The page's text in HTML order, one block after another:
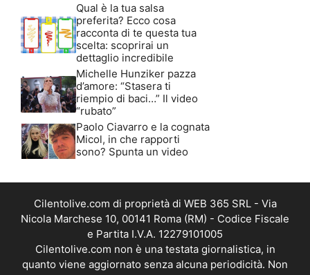
Qual è la tua salsa
preferita? Ecco cosa
racconta di te questa tua
scelta: scoprirai un
dettaglio incredibile
Michelle Hunziker pazza
d’amore: “Stasera ti
riempio di baci…” Il video
“rubato”
Paolo Ciavarro e la cognata
Micol, in che rapporti
sono? Spunta un video
Cilentolive.com di proprietà di WEB 365 SRL - Via
Nicola Marchese 10, 00141 Roma (RM) - Codice Fiscale
e Partita I.V.A. 12279101005
Cilentolive.com non è una testata giornalistica, in
quanto viene aggiornato senza alcuna periodicità. Non